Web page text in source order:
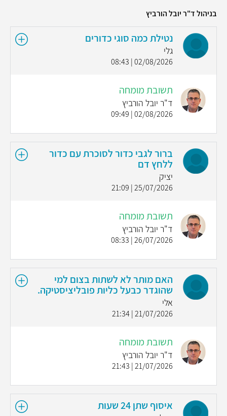
בניהול ד"ר יובל הורביץ
נטילת כמה סוגי כדורים
גלי
02/08/2026 | 08:43
תשובת מומחה
ד"ר יובל הורביץ
02/08/2026 | 09:49
ברור לגבי כדור לסוכרת עם כדור
ללחץ דם
יציק
25/07/2026 | 21:09
תשובת מומחה
ד"ר יובל הורביץ
26/07/2026 | 08:33
האם מותר לא לשתות בצום למי
שהוגדר כבעל כליות פובליציסטיקה.
אלי
21/07/2026 | 21:34
תשובת מומחה
ד"ר יובל הורביץ
21/07/2026 | 21:43
איסוף שתן 24 שעות